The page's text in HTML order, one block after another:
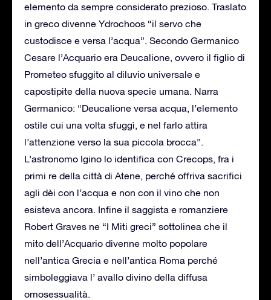
elemento da sempre considerato prezioso. Traslato
in greco divenne Ydrochoos “il servo che
custodisce e versa l’acqua”. Secondo Germanico
Cesare l’Acquario era Deucalione, ovvero il figlio di
Prometeo sfuggito al diluvio universale e
capostipite della nuova specie umana. Narra
Germanico: “Deucalione versa acqua, l’elemento
ostile cui una volta sfuggì, e nel farlo attira
l’attenzione verso la sua piccola brocca”.
L’astronomo Igino lo identifica con Crecops, fra i
primi re della città di Atene, perché offriva sacrifici
agli dèi con l’acqua e non con il vino che non
esisteva ancora. Infine il saggista e romanziere
Robert Graves ne “I Miti greci” sottolinea che il
mito dell’Acquario divenne molto popolare
nell’antica Grecia e nell’antica Roma perché
simboleggiava l’ avallo divino della diffusa
omosessualità.